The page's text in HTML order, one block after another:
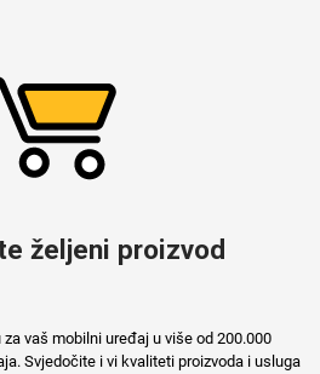
željeni proizvod
vaš mobilni uređaj u više od 200.000
Svjedočite i vi kvaliteti proizvoda i usluga
Crtani filmovi